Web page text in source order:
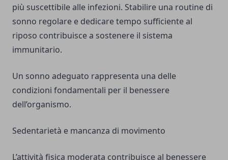
più suscettibile alle infezioni. Stabilire una routine di
sonno regolare e dedicare tempo sufficiente al
riposo contribuisce a sostenere il sistema
immunitario.
Un sonno adeguato rappresenta una delle
condizioni fondamentali per il benessere
dell’organismo.
Sedentarietà e mancanza di movimento
L’attività fisica moderata contribuisce al benessere